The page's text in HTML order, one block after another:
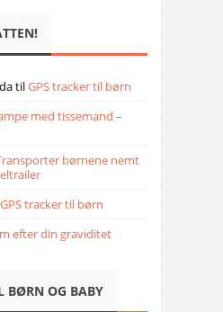
tilGPS tracker til børn
med tissemand –
børnene nemt
GPS tracker til børn
efter din graviditet
BØRN OG BABY